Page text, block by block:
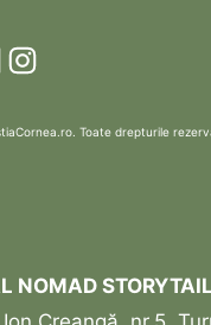
LinkedIn
Toate drepturile
NOMAD